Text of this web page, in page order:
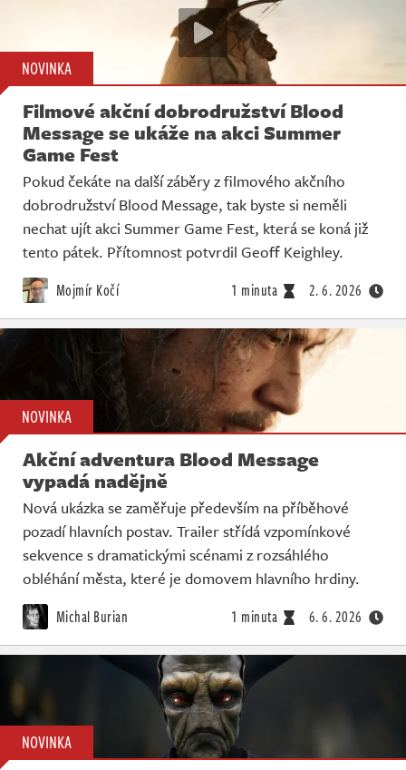
NOVINKA
Filmové akční dobrodružství Blood
Message se ukáže na akci Summer
Game Fest
Pokud čekáte na další záběry z filmového akčního
dobrodružství Blood Message, tak byste si neměli
nechat ujít akci Summer Game Fest, která se koná již
tento pátek. Přítomnost potvrdil Geoff Keighley.
Mojmír Kočí 1 minuta 2. 6. 2026
NOVINKA
Akční adventura Blood Message
vypadá nadějně
Nová ukázka se zaměřuje především na příběhové
pozadí hlavních postav. Trailer střídá vzpomínkové
sekvence s dramatickými scénami z rozsáhlého
obléhání města, které je domovem hlavního hrdiny.
Michal Burian 1 minuta 6. 6. 2026
NOVINKA